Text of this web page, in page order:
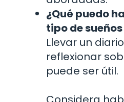
¿Qué puedo
tipo de
Llevar un
reflexionar
puede ser útil.